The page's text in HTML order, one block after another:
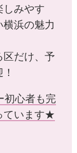
しみやす
浜の魅力
区だけ、予
初心者も完
ています★